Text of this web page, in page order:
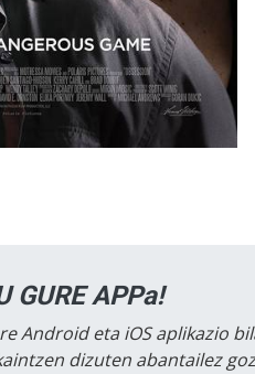
GURE APPa!
Android eta iOS aplikazio
dizuten abantailez